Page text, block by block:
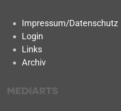
Impressum/Datenschutz
Login
Links
Archiv